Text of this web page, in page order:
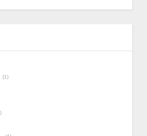
1